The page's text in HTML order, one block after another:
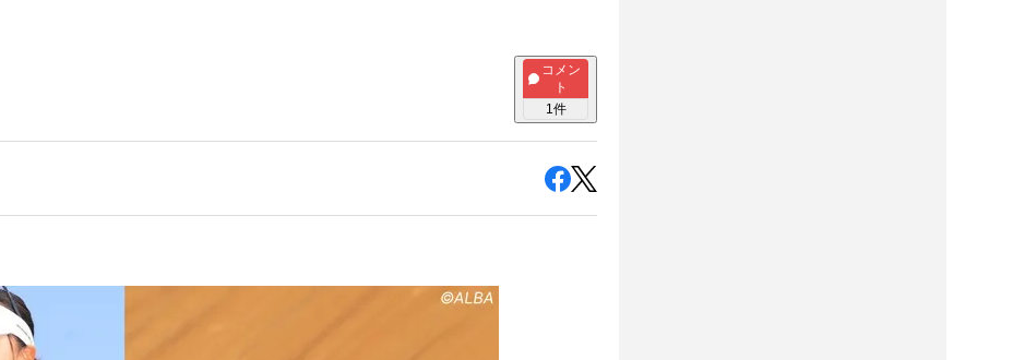
コメン
ト
1件